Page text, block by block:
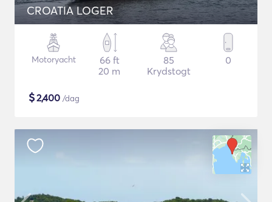
CROATIA LOGER
Motoryacht
66 ft
20 m
85
Krydstogt
0
$2,400 /dag